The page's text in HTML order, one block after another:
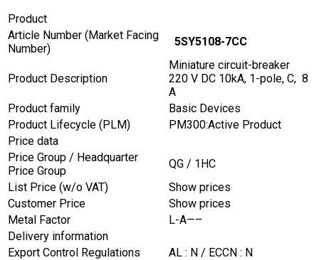
Product
Article Number (Market Facing
Number)
5SY5108-7CC
Product Description
Miniature circuit-breaker
220 V DC 10kA, 1-pole, C, 8
A
Product family
Basic Devices
Product Lifecycle (PLM)
PM300:Active Product
Price data
Price Group / Headquarter
Price Group
QG / 1HC
List Price (w/o VAT)
Show prices
Customer Price
Show prices
Metal Factor
L-A—–
Delivery information
Export Control Regulations
AL : N / ECCN : N